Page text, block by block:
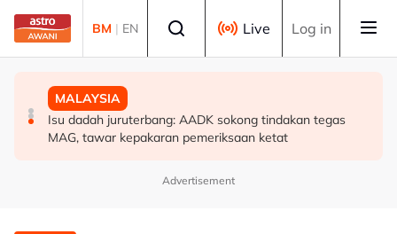
Skip to main content
BM | EN Live Log in
POLITIK
'Pihak ketiga' jangan ganggu usaha persefahaman parti
Melayu - Asyraf Wajdi
MALAYSIA
RCI Tabung Haji: SPRM, PDRM, LHDN mula 'gempur'
individu terlibat siasatan
MALAYSIA
Isu dadah juruterbang: AADK sokong tindakan tegas
MAG, tawar kepakaran pemeriksaan ketat
Advertisement